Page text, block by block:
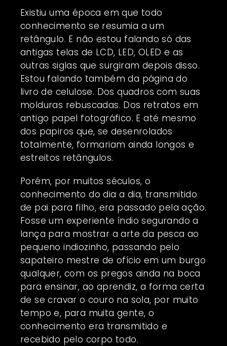
Existiu uma época em que todo
conhecimento se resumia a um
retângulo. E não estou falando só das
antigas telas de LCD, LED, OLED e as
outras siglas que surgiram depois disso.
Estou falando também da página do
livro de celulose. Dos quadros com suas
molduras rebuscadas. Dos retratos em
antigo papel fotográfico. E até mesmo
dos papiros que, se desenrolados
totalmente, formariam ainda longos e
estreitos retângulos.
Porém, por muitos séculos, o
conhecimento do dia a dia, transmitido
de pai para filho, era passado pela ação.
Fosse um experiente índio segurando a
lança para mostrar a arte da pesca ao
pequeno indiozinho, passando pelo
sapateiro mestre de ofício em um burgo
qualquer, com os pregos ainda na boca
para ensinar, ao aprendiz, a forma certa
de se cravar o couro na sola, por muito
tempo e, para muita gente, o
conhecimento era transmitido e
recebido pelo corpo todo.